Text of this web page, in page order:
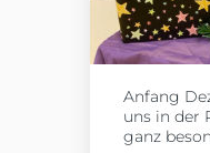
Anfang
uns in der
ganz